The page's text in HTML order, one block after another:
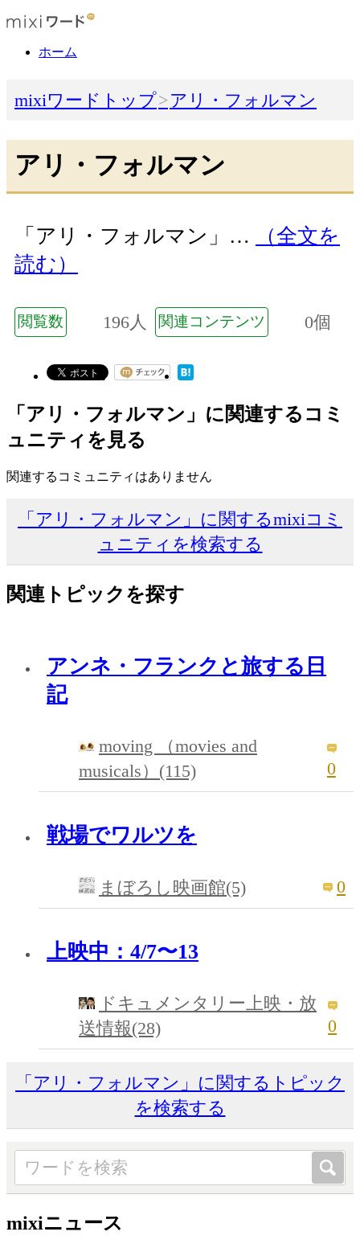
ホーム
mixiワードトップ アリ・フォルマン
アリ・フォルマン
「アリ・フォルマン」…
（全文を
読む）
閲覧数 196人 関連コンテンツ 0個
「アリ・フォルマン」に関連するコミ
ュニティを見る
関連するコミュニティはありません
「アリ・フォルマン」に関するmixiコミ
ュニティを検索する
関連トピックを探す
アンネ・フランクと旅する日
記
moving （movies and
musicals）(115)
0
戦場でワルツを
まぼろし映画館(5) 0
上映中：4/7〜13
ドキュメンタリー上映・放
送情報(28)
0
「アリ・フォルマン」に関するトピック
を検索する
mixiニュース